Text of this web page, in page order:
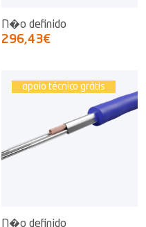
N�o definido
296,43€
apoio técnico grátis
N�o definido